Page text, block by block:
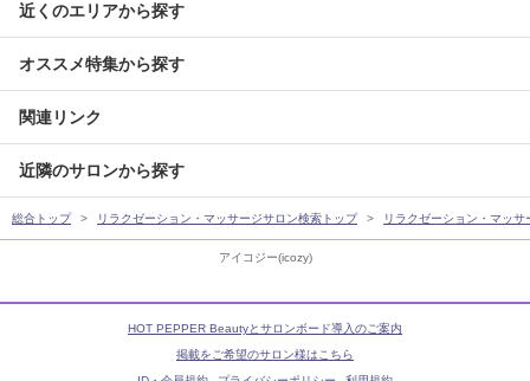
アイコジー(icozy)
近くのエリアから探す
オススメ特集から探す
関連リンク
近隣のサロンから探す
総合トップ リラクゼーション・マッサージサロン検索トップ リラクゼーション・マッ
HOT PEPPER Beautyとサロンボード導入のご案内
掲載をご希望のサロン様はこちら